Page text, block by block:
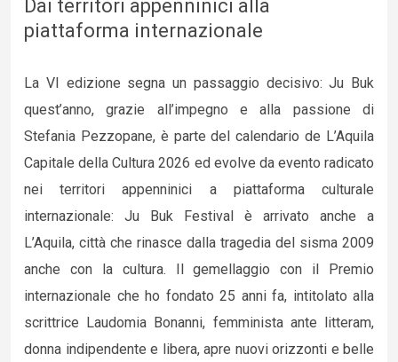
Dai territori appenninici alla
piattaforma internazionale
La VI edizione segna un passaggio decisivo: Ju Buk
quest’anno, grazie all’impegno e alla passione di
Stefania Pezzopane, è parte del calendario de L’Aquila
Capitale della Cultura 2026 ed evolve da evento radicato
nei territori appenninici a piattaforma culturale
internazionale: Ju Buk Festival è arrivato anche a
L’Aquila, città che rinasce dalla tragedia del sisma 2009
anche con la cultura. Il gemellaggio con il Premio
internazionale che ho fondato 25 anni fa, intitolato alla
scrittrice Laudomia Bonanni, femminista ante litteram,
donna indipendente e libera, apre nuovi orizzonti e belle